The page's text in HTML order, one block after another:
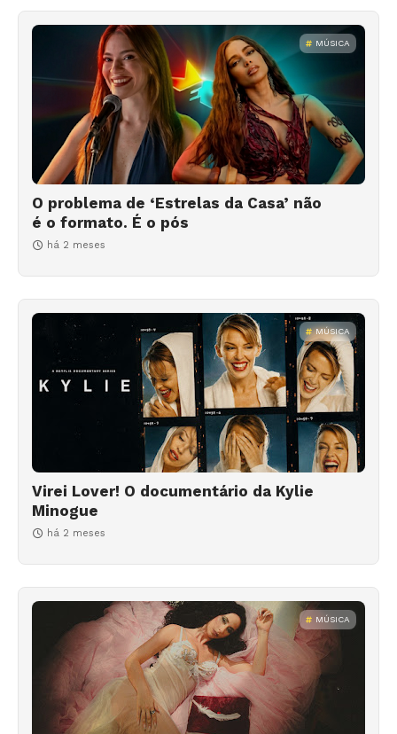
MÚSICA
O problema de ‘Estrelas da Casa’ não
é o formato. É o pós
há 2 meses
MÚSICA
Virei Lover! O documentário da Kylie
Minogue
há 2 meses
MÚSICA